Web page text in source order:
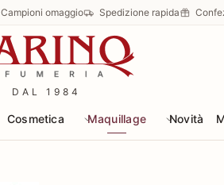
Campioni omaggio Spedizione rapida
DAL 1984
Cosmetica Maquillage Novità